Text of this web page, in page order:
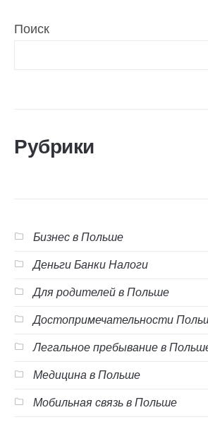
Поиск
Рубрики
Бизнес в Польше
Деньги Банки Налоги
Для родителей в Польше
Достопримечательности
Легальное пребывание в
Медицина в Польше
Мобильная связь в Польше